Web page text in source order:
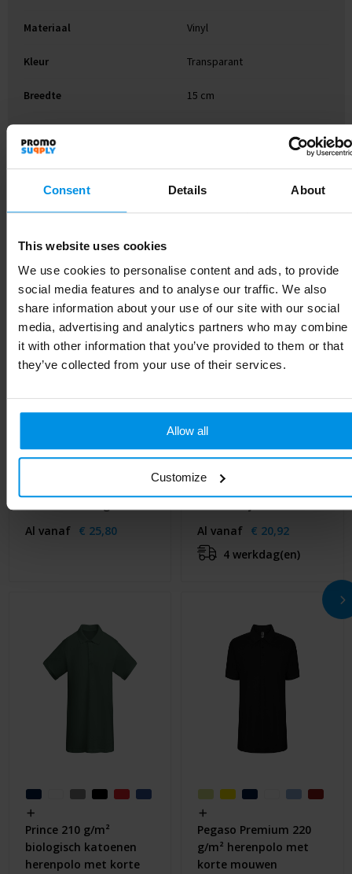
Consent Details About
This website uses cookies
We use cookies to personalise content and ads, to provide
social media features and to analyse our traffic. We also
share information about your use of our site with our social
media, advertising and analytics partners who may combine
it with other information that you’ve provided to them or that
they’ve collected from your use of their services.
Allow all
Customize
Materiaal Vinyl
Kleur Transparant
Breedte 15 cm
Lengte 15 cm
Gerelateerde producten
Al vanaf € 25,80
Rudolph unisex
Al vanaf € 20,92
4 werkdag(en)
Prince 210 g/m²
biologisch katoenen
herenpolo met korte
Pegaso Premium 220
g/m² herenpolo met
korte mouwen